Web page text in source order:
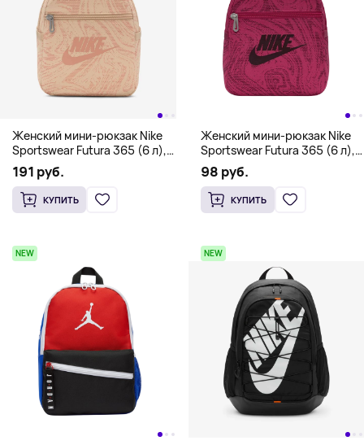
Женский мини-рюкзак Nike
Sportswear Futura 365 (6 л),
персиковый
191 руб.
КУПИТЬ
Женский мини-рюкзак Nike
Sportswear Futura 365 (6 л),
бордовый
98 руб.
КУПИТЬ
NEW NEW